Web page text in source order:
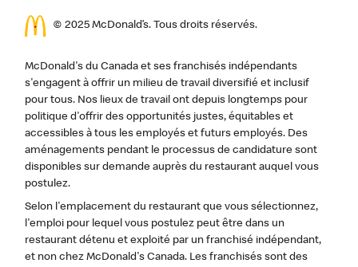
© 2025 McDonald’s. Tous droits réservés.
McDonald's du Canada et ses franchisés indépendants
s'engagent à offrir un milieu de travail diversifié et inclusif
pour tous. Nos lieux de travail ont depuis longtemps pour
politique d'offrir des opportunités justes, équitables et
accessibles à tous les employés et futurs employés. Des
aménagements pendant le processus de candidature sont
disponibles sur demande auprès du restaurant auquel vous
postulez.
Selon l'emplacement du restaurant que vous sélectionnez,
l'emploi pour lequel vous postulez peut être dans un
restaurant détenu et exploité par un franchisé indépendant,
et non chez McDonald's Canada. Les franchisés sont des